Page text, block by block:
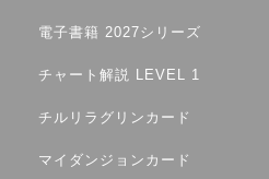
電子書籍 2027シリーズ
チャート解説 LEVEL 1
チルリラグリンカード
マイダンジョンカード